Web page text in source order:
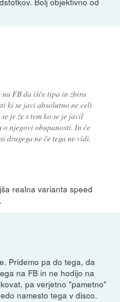
FB da išče tipa in zbira
ki se javi absolutno ne celi
je že s tem ko se je javil
njegovi obupanosti. In če
drugega ne če tega ne vidi.
realna varianta speed
Pridemo pa do tega, da
na FB in ne hodijo na
pa verjetno "pametno"
namesto tega v disco.